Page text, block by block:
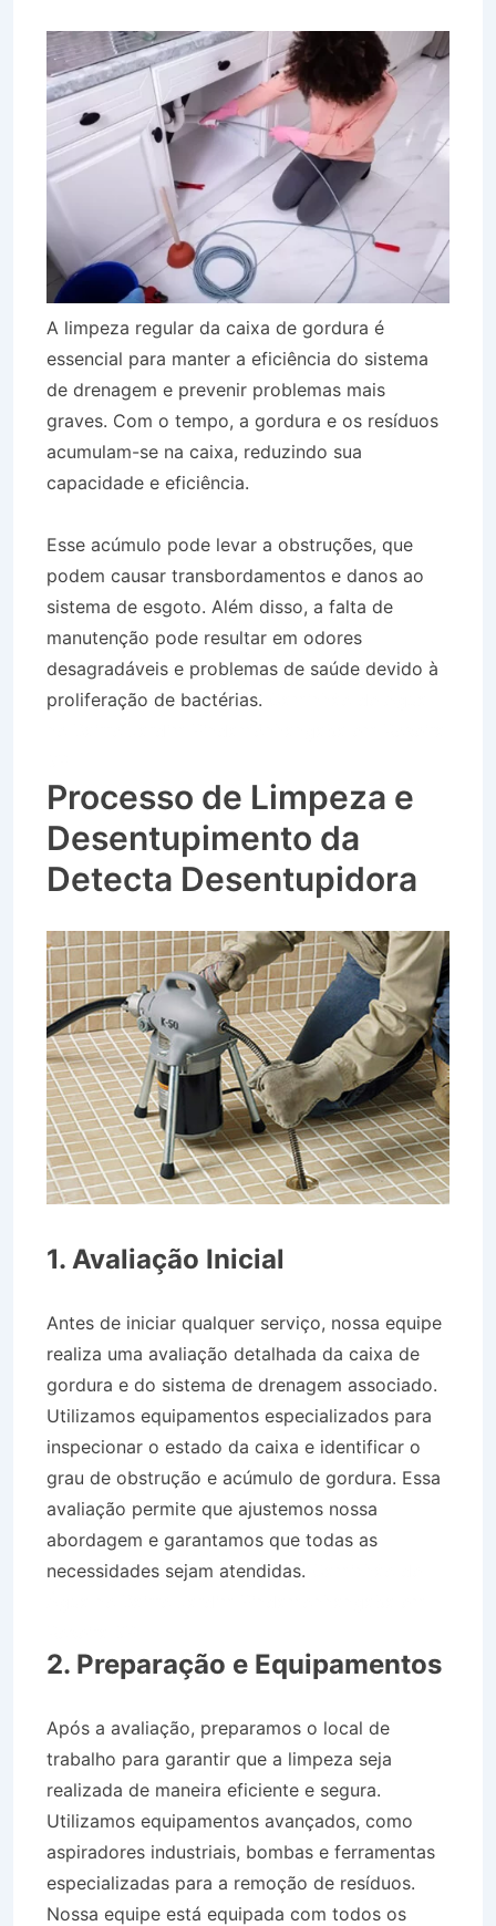
A limpeza regular da caixa de gordura é
essencial para manter a eficiência do sistema
de drenagem e prevenir problemas mais
graves. Com o tempo, a gordura e os resíduos
acumulam-se na caixa, reduzindo sua
capacidade e eficiência.
Esse acúmulo pode levar a obstruções, que
podem causar transbordamentos e danos ao
sistema de esgoto. Além disso, a falta de
manutenção pode resultar em odores
desagradáveis e problemas de saúde devido à
proliferação de bactérias.
Processo de Limpeza e
Desentupimento da
Detecta Desentupidora
1. Avaliação Inicial
Antes de iniciar qualquer serviço, nossa equipe
realiza uma avaliação detalhada da caixa de
gordura e do sistema de drenagem associado.
Utilizamos equipamentos especializados para
inspecionar o estado da caixa e identificar o
grau de obstrução e acúmulo de gordura. Essa
avaliação permite que ajustemos nossa
abordagem e garantamos que todas as
necessidades sejam atendidas.
2. Preparação e Equipamentos
Após a avaliação, preparamos o local de
trabalho para garantir que a limpeza seja
realizada de maneira eficiente e segura.
Utilizamos equipamentos avançados, como
aspiradores industriais, bombas e ferramentas
especializadas para a remoção de resíduos.
Nossa equipe está equipada com todos os